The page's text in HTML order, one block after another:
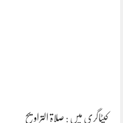
کیٹاگری میں : صلاۃ التراویح